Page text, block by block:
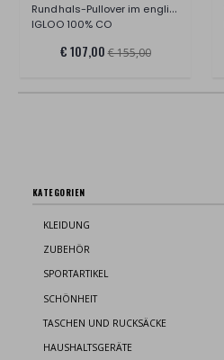
Rundhals-Pullover im englischen Stil, Ba
IGLOO 100% CO
€ 107,00 € 155,00
KATEGORIEN
KLEIDUNG
ZUBEHÖR
SPORTARTIKEL
SCHÖNHEIT
TASCHEN UND RUCKSÄCKE
HAUSHALTSGERÄTE